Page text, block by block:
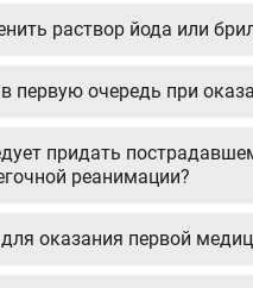
раствор йода или
первую очередь при
придать
реанимации?
для оказания первой